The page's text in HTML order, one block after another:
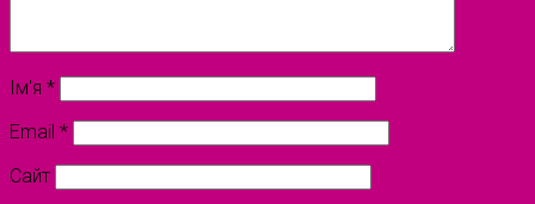
Ім'я *
Email *
Сайт